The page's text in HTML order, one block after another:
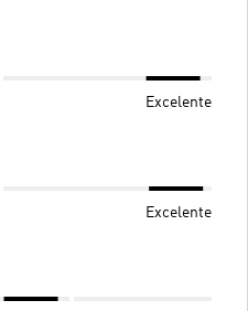
Excelente
Excelente